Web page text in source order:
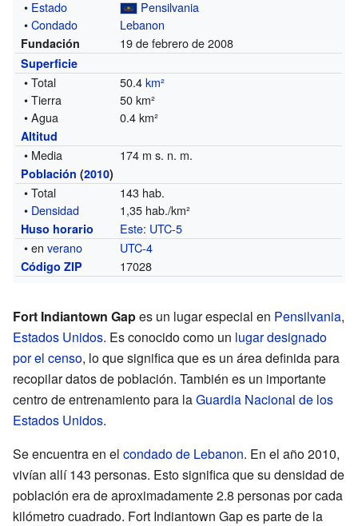
• Estado
Pensilvania
•Condado Lebanon
Fundación 19 de febrero de 2008
Superficie
• Total 50.4km²
• Tierra
50 km²
• Agua
0.4 km²
Altitud
• Media 174 m s. n. m.
Población (2010)
• Total
143 hab.
• Densidad 1,35 hab./km²
Huso horario Este: UTC-5
• enverano UTC-4
Código ZIP 17028
Fort Indiantown Gapes un lugar especial en Pensilvania,
Estados Unidos. Es conocido como un lugar designado
por el censo, lo que significa que es un área definida para
recopilar datos de población. También es un importante
centro de entrenamiento para laGuardia Nacional de los
Estados Unidos.
Se encuentra en el condado de Lebanon. En el año 2010,
vivían allí 143 personas. Esto significa que su densidad de
población era de aproximadamente 2.8 personas por cada
kilómetro cuadrado. Fort Indiantown Gap es parte de la